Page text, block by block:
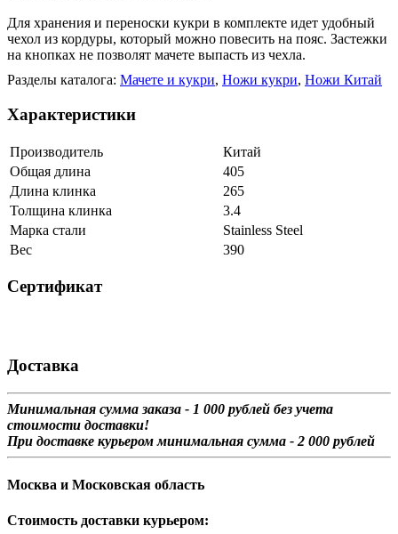
Для хранения и переноски кукри в комплекте идет удобный
чехол из кордуры, который можно повесить на пояс. Застежки
на кнопках не позволят мачете выпасть из чехла.
Разделы каталога: Мачете и кукри, Ножи кукри, Ножи Китай
Характеристики
Производитель
Китай
Общая длина
405
Длина клинка
265
Толщина клинка
3.4
Марка стали
Stainless Steel
Вес
390
Сертификат
Доставка
Минимальная сумма заказа - 1 000 рублей без учета
стоимости доставки!
При доставке курьером минимальная сумма - 2 000 рублей
Москва и Московская область
Стоимость доставки курьером: